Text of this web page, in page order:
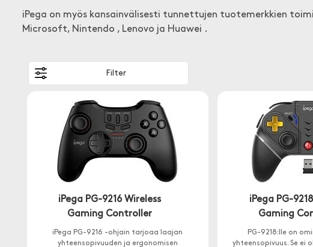
iPega on myös kansainvälisesti tunnettujen tuotemerkkien
Microsoft, Nintendo , Lenovo ja Huawei .
Filter
iPega PG-9216 Wireless
Gaming Controller
iPega PG-9216 -ohjain tarjoaa laajan
yhteensopivuuden ja ergonomisen
iPega PG-
Gaming
PG-9218:lle on
yhteensopivuus. Se ei